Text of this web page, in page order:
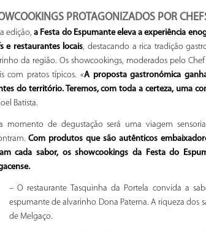
PROTAGONIZADOS POR
edição,a Festa do Espumante eleva a experiência
e restaurantes locais, destacando a rica tradição
da região. Os showcookings, moderados pelo
com pratos típicos. «A proposta gastronómica
do território. Teremos, com toda a certeza, uma
Batista.
momento de degustação será uma viagem
Com produtos que são autênticos
cada sabor, os showcookings da Festa do
– O restaurante Tasquinha da Portela convida a
espumante de alvarinho Dona Paterna. A riqueza dos
de Melgaço.